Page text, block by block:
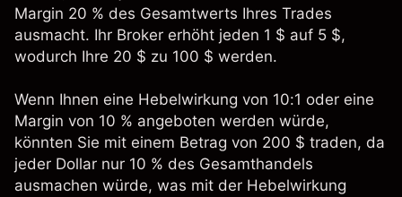
Margin 20 % des Gesamtwerts Ihres Trades
ausmacht. Ihr Broker erhöht jeden 1 $ auf 5 $,
wodurch Ihre 20 $ zu 100 $ werden.
Wenn Ihnen eine Hebelwirkung von 10:1 oder eine
Margin von 10 % angeboten werden würde,
könnten Sie mit einem Betrag von 200 $ traden, da
jeder Dollar nur 10 % des Gesamthandels
ausmachen würde, was mit der Hebelwirkung